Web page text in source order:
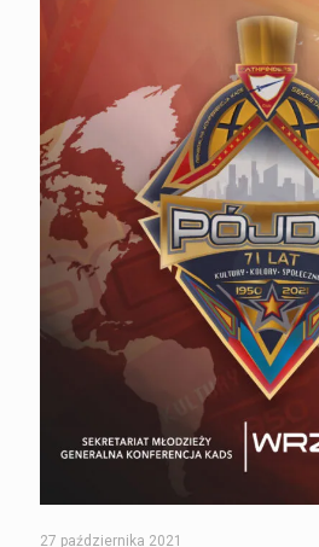
27 października 2021